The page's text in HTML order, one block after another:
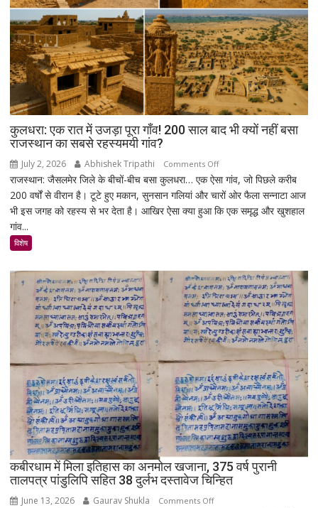
पर
साधा
निशाना
कुलधरा: एक रात में उजड़ा पूरा गाँव! 200 साल बाद भी क्यों नहीं बसा
राजस्थान का सबसे रहस्यमयी गांव?
July 2, 2026 Abhishek Tripathi Comments Offon
कुलधरा:
एक
रात
गाँव!
200
साल
बाद
भी
क्यों
बसा
राजस्थान
का
सबसे
रहस्यमयी
गांव?
राजस्थान: जैसलमेर जिले के बीचों-बीच बसा कुलधरा… एक ऐसा गांव, जो पिछले करीब
200 वर्षों से वीरान है। टूटे हुए मकान, सुनसान गलियां और चारों ओर फैला सन्नाटा आज
भी इस जगह को रहस्य से भर देता है। आखिर ऐसा क्या हुआ कि एक समृद्ध और खुशहाल
गांव...
विशेष
कबीरधाम में मिला इतिहास का अनमोल खजाना, 375 वर्ष पुरानी
तालपत्र पांडुलिपि सहित 38 दुर्लभ दस्तावेज चिन्हित
June 13, 2026 Gaurav Shukla Comments Offon